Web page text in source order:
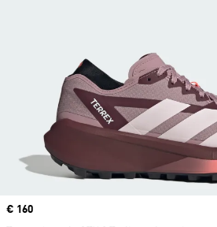
Price
€ 160